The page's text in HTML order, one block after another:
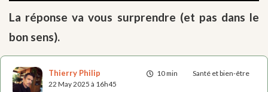
La réponse va vous surprendre (et pas dans le
bon sens).
10 min Santé et bien-être
Thierry Philip
22 May 2025 à 16h45